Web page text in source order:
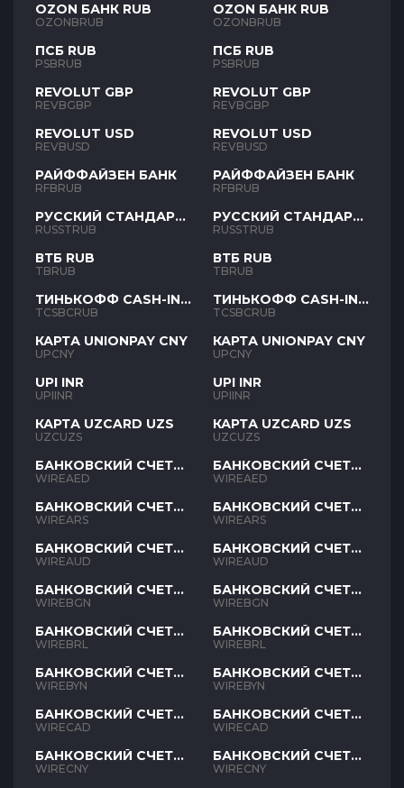
OZON БАНК RUB
OZONBRUB
ПСБ RUB
PSBRUB
REVOLUT GBP
REVBGBP
REVOLUT USD
REVBUSD
РАЙФФАЙЗЕН БАНК
RFBRUB
РУССКИЙ СТАНДАРТ
RUB
RUSSTRUB
ВТБ RUB
TBRUB
ТИНЬКОФФ CASH-IN
RUB
TCSBCRUB
КАРТА UNIONPAY CNY
UPCNY
UPI INR
UPIINR
КАРТА UZCARD UZS
UZCUZS
БАНКОВСКИЙ СЧЕТ
AED
WIREAED
БАНКОВСКИЙ СЧЕТ
ARS
WIREARS
БАНКОВСКИЙ СЧЕТ
AUD
WIREAUD
БАНКОВСКИЙ СЧЕТ
BGN
WIREBGN
БАНКОВСКИЙ СЧЕТ
BRL
WIREBRL
БАНКОВСКИЙ СЧЕТ
BYN
WIREBYN
БАНКОВСКИЙ СЧЕТ
CAD
WIRECAD
БАНКОВСКИЙ СЧЕТ
CNY
WIRECNY
OZON БАНК RUB
OZONBRUB
ПСБ RUB
PSBRUB
REVOLUT GBP
REVBGBP
REVOLUT USD
REVBUSD
РАЙФФАЙЗЕН БАНК
RFBRUB
РУССКИЙ СТАНДАРТ
RUB
RUSSTRUB
ВТБ RUB
TBRUB
ТИНЬКОФФ CASH-IN
RUB
TCSBCRUB
КАРТА UNIONPAY CNY
UPCNY
UPI INR
UPIINR
КАРТА UZCARD UZS
UZCUZS
БАНКОВСКИЙ СЧЕТ
AED
WIREAED
БАНКОВСКИЙ СЧЕТ
ARS
WIREARS
БАНКОВСКИЙ СЧЕТ
AUD
WIREAUD
БАНКОВСКИЙ СЧЕТ
BGN
WIREBGN
БАНКОВСКИЙ СЧЕТ
BRL
WIREBRL
БАНКОВСКИЙ СЧЕТ
BYN
WIREBYN
БАНКОВСКИЙ СЧЕТ
CAD
WIRECAD
БАНКОВСКИЙ СЧЕТ
CNY
WIRECNY